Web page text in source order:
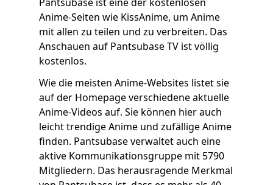
Anime-Seiten wie KissAnime, um Anime
mit allen zu teilen und zu verbreiten. Das
Anschauen auf Pantsubase TV ist völlig
kostenlos.
Wie die meisten Anime-Websites listet sie
auf der Homepage verschiedene aktuelle
Anime-Videos auf. Sie können hier auch
leicht trendige Anime und zufällige Anime
finden. Pantsubase verwaltet auch eine
aktive Kommunikationsgruppe mit 5790
Mitgliedern. Das herausragende Merkmal